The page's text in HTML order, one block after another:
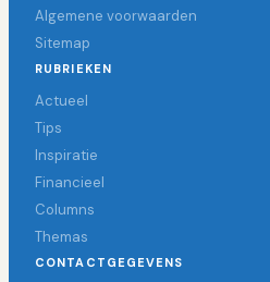
Algemene voorwaarden
Sitemap
RUBRIEKEN
Actueel
Tips
Inspiratie
Financieel
Columns
Themas
CONTACTGEGEVENS